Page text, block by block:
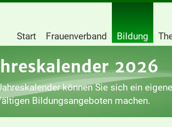
Start Frauenverband Bildung
2026
können Sie sich ein
Bildungsangeboten machen.